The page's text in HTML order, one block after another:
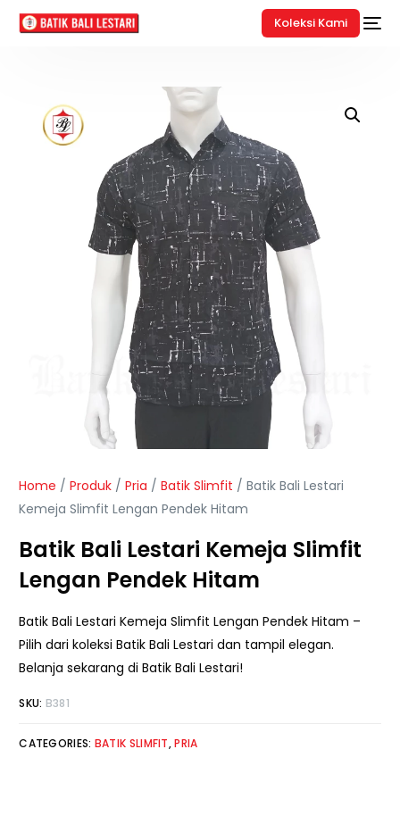
Koleksi Kami
Home /Produk /Pria /Batik Slimfit / Batik Bali Lestari
Kemeja Slimfit Lengan Pendek Hitam
Batik Bali Lestari Kemeja Slimfit
Lengan Pendek Hitam
Batik Bali Lestari Kemeja Slimfit Lengan Pendek Hitam –
Pilih dari koleksi Batik Bali Lestari dan tampil elegan.
Belanja sekarang di Batik Bali Lestari!
SKU: B381
CATEGORIES: BATIK SLIMFIT,PRIA